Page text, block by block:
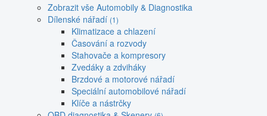
Zobrazit vše Automobily & Diagnostika
Dílenské nářadí (1)
Klimatizace a chlazení
Časování a rozvody
Stahovače a kompresory
Zvedáky a zdviháky
Brzdové a motorové nářadí
Speciální automobilové nářadí
Klíče a nástrčky